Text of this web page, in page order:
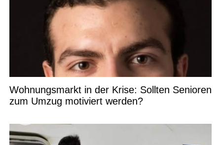
Wohnungsmarkt in der Krise: Sollten Senioren
zum Umzug motiviert werden?